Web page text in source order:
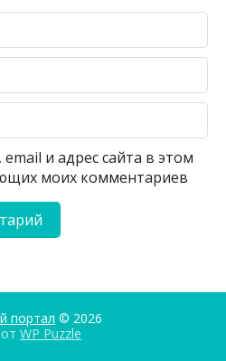
и адрес сайта в этом
моих комментариев
портал © 2026
WP Puzzle